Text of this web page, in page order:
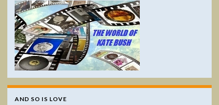
AND SO IS LOVE